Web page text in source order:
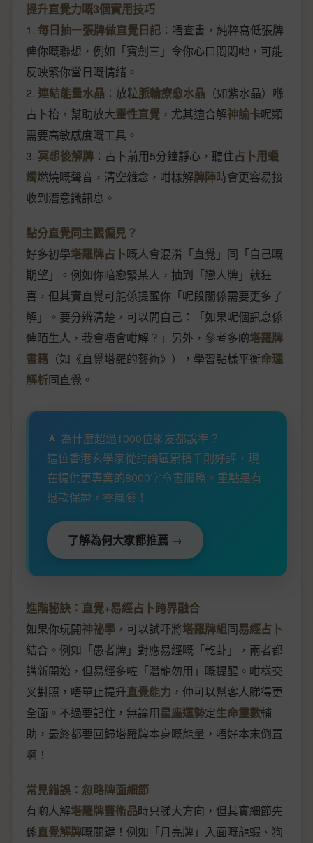
提升直覺力嘅3個實用技巧
1. 每日抽一張牌做直覺日記 ：唔查書，純粹寫低張牌
俾你嘅聯想，例如「寶劍三」令你心口悶悶哋，可能
反映緊你當日嘅情緒。
2. 連結能量水晶 ：放粒脈輪療愈水晶 （如紫水晶）喺
占卜枱，幫助放大靈性直覺 ，尤其適合解神諭卡呢類
需要高敏感度嘅工具。
3. 冥想後解牌 ：占卜前用5分鐘靜心，聽住占卜用蠟
燭燃燒嘅聲音，清空雜念，咁樣解牌陣時會更容易接
收到潛意識訊息。
點分直覺同主觀偏見？
好多初學塔羅牌占卜嘅人會混淆「直覺」同「自己嘅
期望」。例如你暗戀緊某人，抽到「戀人牌」就狂
喜，但其實直覺可能係提醒你「呢段關係需要更多了
解」。要分辨清楚，可以問自己：「如果呢個訊息係
俾陌生人，我會唔會咁解？」另外，參考多啲塔羅牌
書籍 （如《直覺塔羅的藝術》），學習點樣平衡命理
解析同直覺。
🌟 為什麼超過1000位網友都說準？
這位香港玄學家從討論區累積千則好評，現
在提供更專業的8000字命書服務。重點是有
退款保證，零風險！
了解為何大家都推薦 →
進階秘訣：直覺+易經占卜跨界融合
如果你玩開神祕學 ，可以試吓將塔羅牌組同易經占卜
結合。例如「愚者牌」對應易經嘅「乾卦」，兩者都
講新開始，但易經多咗「潛龍勿用」嘅提醒。咁樣交
叉對照，唔單止提升直覺能力 ，仲可以幫客人睇得更
全面。不過要記住，無論用星座運勢定生命靈數輔
助，最終都要回歸塔羅牌本身嘅能量，唔好本末倒置
啊！
常見錯誤：忽略牌面細節
有啲人解塔羅牌藝術品時只睇大方向，但其實細節先
係直覺解牌嘅關鍵！例如「月亮牌」入面嘅龍蝦、狗